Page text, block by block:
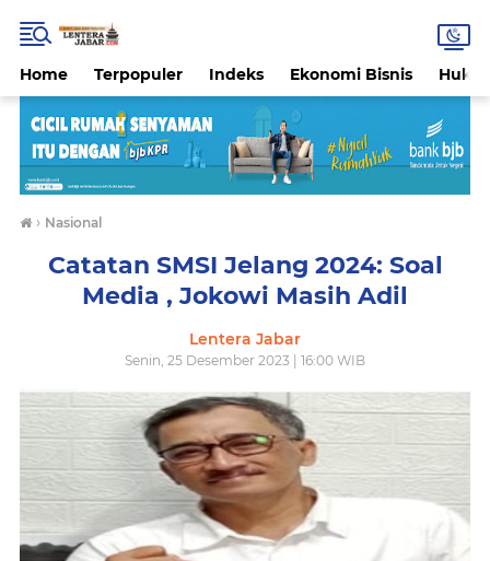
Home Terpopuler Indeks Ekonomi Bisnis
› Nasional
Catatan SMSI Jelang 2024: Soal
Media , Jokowi Masih Adil
Lentera Jabar
Senin, 25 Desember 2023 | 16:00 WIB